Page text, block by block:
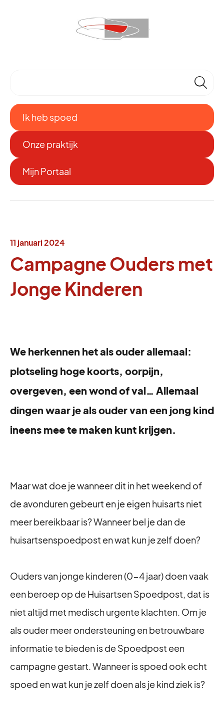
🔎
Onze praktijk
Mijn Portaal
Ik heb spoed
11 januari 2024
Campagne Ouders met
Jonge Kinderen
We herkennen het als ouder allemaal:
plotseling hoge koorts, oorpijn,
overgeven, een wond of val… Allemaal
dingen waar je als ouder van een jong kind
ineens mee te maken kunt krijgen.
Maar wat doe je wanneer dit in het weekend of
de avonduren gebeurt en je eigen huisarts niet
meer bereikbaar is? Wanneer bel je dan de
huisartsenspoedpost en wat kun je zelf doen?
Ouders van jonge kinderen (0-4 jaar) doen vaak
een beroep op de Huisartsen Spoedpost, dat is
niet altijd met medisch urgente klachten. Om je
als ouder meer ondersteuning en betrouwbare
informatie te bieden is de Spoedpost een
campagne gestart. Wanneer is spoed ook echt
spoed en wat kun je zelf doen als je kind ziek is?